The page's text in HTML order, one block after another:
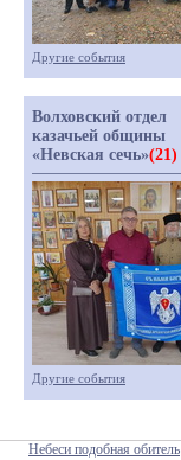
Другие события
Волховский отдел
казачьей общины
«Невская сечь»(21)
Другие события
Небеси подобная обитель